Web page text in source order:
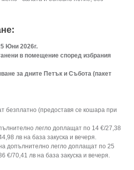
Юни 2026г.
в помещение според избрания
за дните Петък и Събота (пакет
безплатно (предоставя се кошара при
легло доплащат по 14 €/27,38
лв на база закуска и вечеря.
допълнително легло доплащат по 25
€/70,41 лв на база закуска и вечеря.